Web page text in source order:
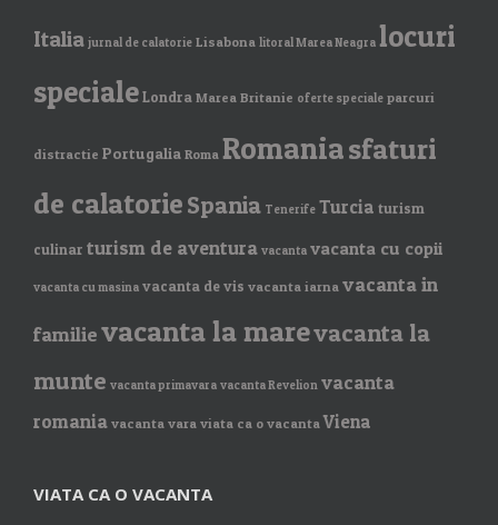
Italia jurnal de calatorie Lisabona litoral Marea Neagra locuri
specialeLondra Marea Britanie oferte speciale parcuri
distractie Portugalia Roma Romaniasfaturi
de calatorieSpania Tenerife Turcia turism
culinar turism de aventura vacanta vacanta cu copii
vacanta cu masina vacanta de vis vacanta iarna vacanta in
familievacanta la marevacanta la
munte vacanta primavara vacanta Revelion vacanta
romania vacanta vara viata ca o vacanta Viena
VIATA CA O VACANTA